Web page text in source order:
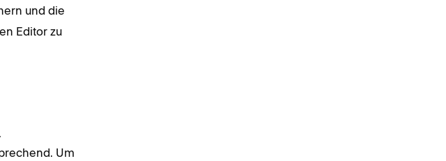
und die
Editor zu
Um